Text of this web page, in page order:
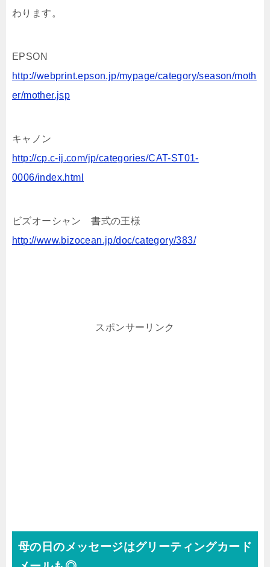
わります。
EPSON
http://webprint.epson.jp/mypage/category/season/moth
er/mother.jsp
キャノン
http://cp.c-ij.com/jp/categories/CAT-ST01-
0006/index.html
ビズオーシャン 書式の王様
http://www.bizocean.jp/doc/category/383/
スポンサーリンク
母の日のメッセージはグリーティングカード